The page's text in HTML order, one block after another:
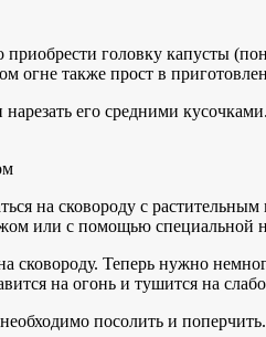
головку капусты
огне также прост в
его средними
на сковороду с
или с помощью специальной
сковороду. Теперь нужно
на огонь и тушится на
посолить и